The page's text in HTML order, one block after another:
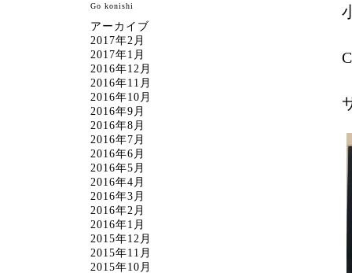
Go konishi
アーカイブ
2017年2月
2017年1月
2016年12月
2016年11月
2016年10月
2016年9月
2016年8月
2016年7月
2016年6月
2016年5月
2016年4月
2016年3月
2016年2月
2016年1月
2015年12月
2015年11月
2015年10月